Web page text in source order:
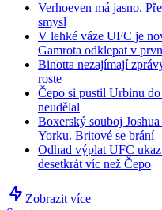
Verhoeven má jasno.
smysl
V lehké váze UFC je
Gamrota odklepat v
Binotta nezajímají
roste
Čepo si pustil Urbinu
neudělal
Boxerský souboj
Yorku. Britové se brání
Odhad výplat UFC
desetkrát víc než Čepo
Zobrazit více